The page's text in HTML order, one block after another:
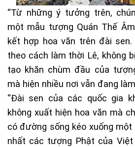
“Từ những ý tưởng trên,
một mẫu tượng Quán Thế
kết hợp hoa văn trên đài
theo cách làm thời Lê, không
tạo khăn chùm đầu của
mà hiện nhiều nơi vẫn đang
“Đài sen của các quốc gia
không xuất hiện hoa văn mà
có đường sống kéo xuống
nhất các tượng Phật của Việt